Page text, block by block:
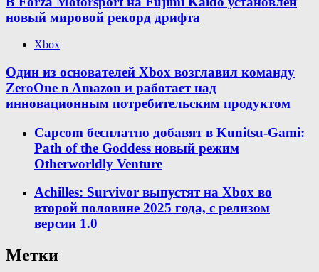
новый мировой рекорд дрифта
Xbox
Один из основателей Xbox возглавил команду
ZeroOne в Amazon и работает над
инновационным потребительским продуктом
Capcom бесплатно добавят в Kunitsu-Gami:
Path of the Goddess новый режим
Otherworldly Venture
Achilles: Survivor выпустят на Xbox во
второй половине 2025 года, с релизом
версии 1.0
Метки